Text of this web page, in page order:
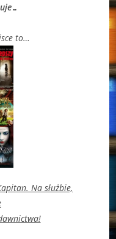
to…
Na służbie,